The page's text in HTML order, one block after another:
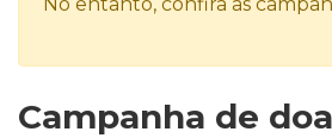
Campanha de